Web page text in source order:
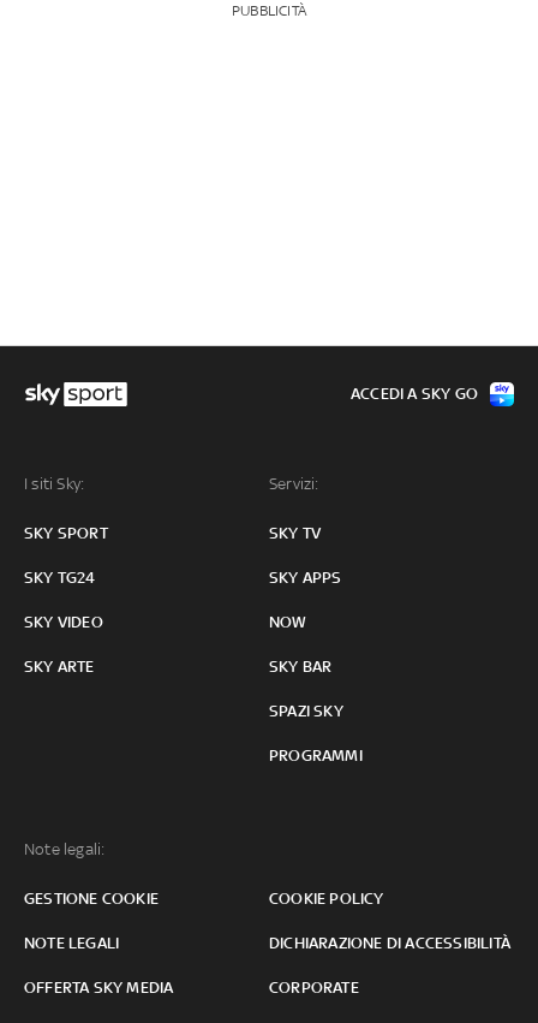
PUBBLICITÀ
I siti Sky:
SKY SPORT
SKY TG24
SKY VIDEO
SKY ARTE
Servizi:
SKY TV
SKY APPS
NOW
SKY BAR
SPAZI SKY
PROGRAMMI
Note legali:
GESTIONE COOKIE COOKIE POLICY
NOTE LEGALI DICHIARAZIONE DI ACCESSIBILITÀ
OFFERTA SKY MEDIA CORPORATE
ACCEDI A SKY GO